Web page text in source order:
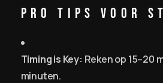
Pro Tips voor
Timing is Key: Reken op 15–20
minuten.